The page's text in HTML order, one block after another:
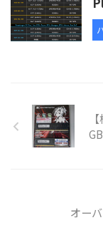
オー